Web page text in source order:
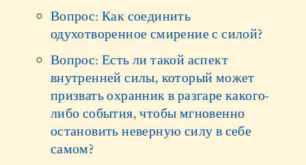
Вопрос: Как соединить
одухотворенное смирение с силой?
Вопрос: Есть ли такой аспект
внутренней силы, который может
призвать охранник в разгаре какого-
либо события, чтобы мгновенно
остановить неверную силу в себе
самом?